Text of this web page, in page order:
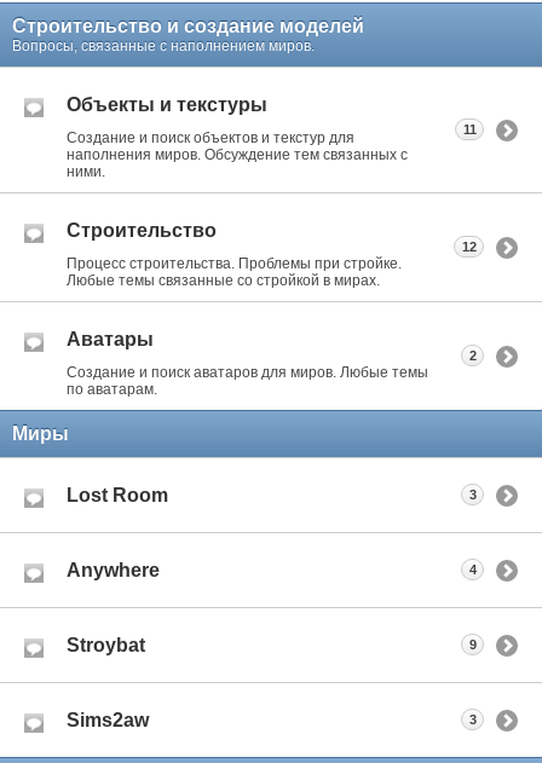
Строительство и создание моделей
Вопросы, связанные с наполнением миров.
Объекты и текстуры
Создание и поиск объектов и текстур для
наполнения миров. Обсуждение тем связанных с
ними.
11
Строительство
Процесс строительства. Проблемы при стройке.
Любые темы связанные со стройкой в мирах.
12
Аватары
Создание и поиск аватаров для миров. Любые темы
по аватарам.
2
Миры
Lost Room 3
Anywhere 4
Stroybat 9
Sims2aw 3